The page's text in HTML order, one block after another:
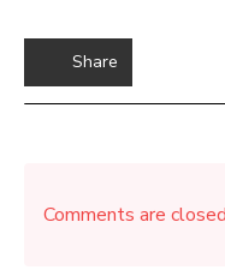
Share
Comments are closed